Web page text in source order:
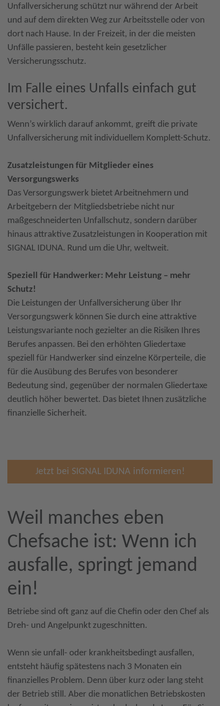
Unfallversicherung schützt nur während der Arbeit
und auf dem direkten Weg zur Arbeitsstelle oder von
dort nach Hause. In der Freizeit, in der die meisten
Unfälle passieren, besteht kein gesetzlicher
Versicherungsschutz.
Im Falle eines Unfalls einfach gut
versichert.
Wenn’s wirklich darauf ankommt, greift die private
Unfallversicherung mit individuellem Komplett-Schutz.
Zusatzleistungen für Mitglieder eines
Versorgungswerks
Das Versorgungswerk bietet Arbeitnehmern und
Arbeitgebern der Mitgliedsbetriebe nicht nur
maßgeschneiderten Unfallschutz, sondern darüber
hinaus attraktive Zusatzleistungen in Kooperation mit
SIGNAL IDUNA. Rund um die Uhr, weltweit.
Speziell für Handwerker: Mehr Leistung – mehr
Schutz!
Die Leistungen der Unfallversicherung über Ihr
Versorgungswerk können Sie durch eine attraktive
Leistungsvariante noch gezielter an die Risiken Ihres
Berufes anpassen. Bei den erhöhten Gliedertaxe
speziell für Handwerker sind einzelne Körperteile, die
für die Ausübung des Berufes von besonderer
Bedeutung sind, gegenüber der normalen Gliedertaxe
deutlich höher bewertet. Das bietet Ihnen zusätzliche
finanzielle Sicherheit.
Jetzt bei SIGNAL IDUNA informieren!
Weil manches eben
Chefsache ist: Wenn ich
ausfalle, springt jemand
ein!
Betriebe sind oft ganz auf die Chefin oder den Chef als
Dreh- und Angelpunkt zugeschnitten.
Wenn sie unfall- oder krankheitsbedingt ausfallen,
entsteht häufig spätestens nach 3 Monaten ein
finanzielles Problem. Denn über kurz oder lang steht
der Betrieb still. Aber die monatlichen Betriebskosten